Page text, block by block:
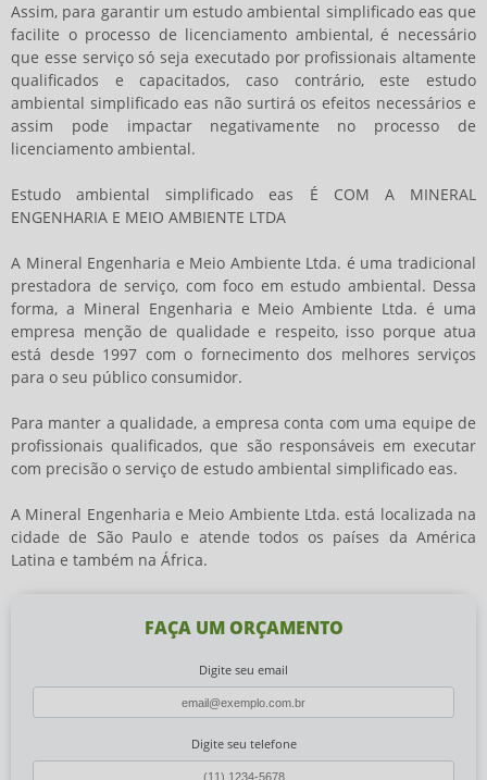
Assim, para garantir um estudo ambiental simplificado eas que
facilite o processo de licenciamento ambiental, é necessário
que esse serviço só seja executado por profissionais altamente
qualificados e capacitados, caso contrário, este estudo
ambiental simplificado eas não surtirá os efeitos necessários e
assim pode impactar negativamente no processo de
licenciamento ambiental.
Estudo ambiental simplificado eas É COM A MINERAL
ENGENHARIA E MEIO AMBIENTE LTDA
A Mineral Engenharia e Meio Ambiente Ltda. é uma tradicional
prestadora de serviço, com foco em estudo ambiental. Dessa
forma, a Mineral Engenharia e Meio Ambiente Ltda. é uma
empresa menção de qualidade e respeito, isso porque atua
está desde 1997 com o fornecimento dos melhores serviços
para o seu público consumidor.
Para manter a qualidade, a empresa conta com uma equipe de
profissionais qualificados, que são responsáveis em executar
com precisão o serviço de estudo ambiental simplificado eas.
A Mineral Engenharia e Meio Ambiente Ltda. está localizada na
cidade de São Paulo e atende todos os países da América
Latina e também na África.
FAÇA UM ORÇAMENTO
Digite seu email
Digite seu telefone